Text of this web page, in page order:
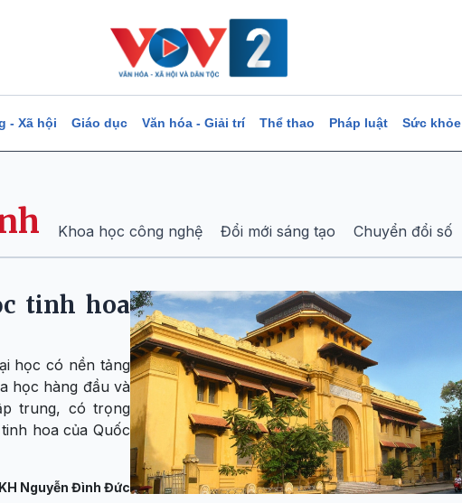
- Xã hội Giáo dục Văn hóa - Giải trí Thể thao Pháp luật Sức khỏe
Khoa học công nghệ Đổi mới sáng tạo Chuyển đổi số
tinh hoa
học có nền tảng
học hàng đầu và
trung, có trọng
hoa của Quốc
Nguyễn Đình Đức